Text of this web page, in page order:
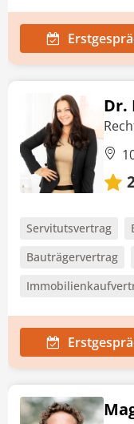
Dr.
Servitutsvertrag
Bauträgervertrag